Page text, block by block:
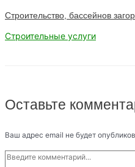
Строительство, бассейнов
Строительные услуги
Оставьте
Ваш адрес email не будет
Введите
комментарий...